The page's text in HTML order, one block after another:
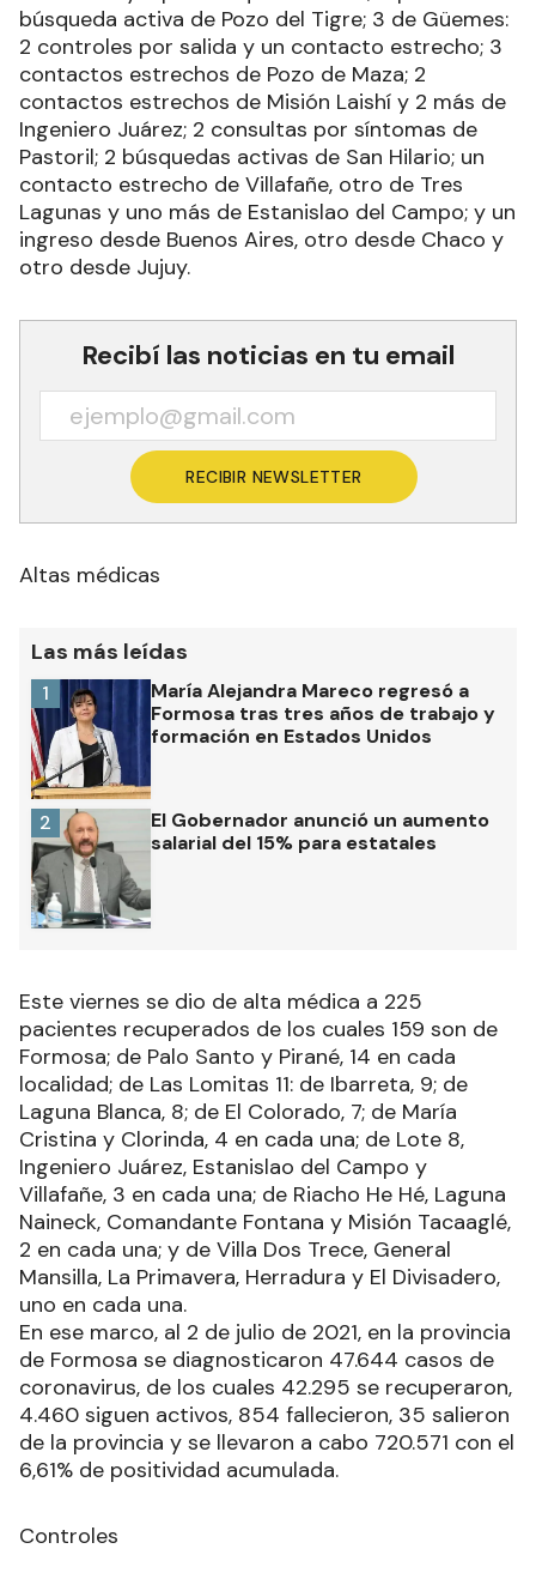
búsqueda activa de Pozo del Tigre; 3 de Güemes:
2 controles por salida y un contacto estrecho; 3
contactos estrechos de Pozo de Maza; 2
contactos estrechos de Misión Laishí y 2 más de
Ingeniero Juárez; 2 consultas por síntomas de
Pastoril; 2 búsquedas activas de San Hilario; un
contacto estrecho de Villafañe, otro de Tres
Lagunas y uno más de Estanislao del Campo; y un
ingreso desde Buenos Aires, otro desde Chaco y
otro desde Jujuy.
Recibí las noticias en tu email
RECIBIR NEWSLETTER
Altas médicas
Las más leídas
María Alejandra Mareco regresó a
Formosa tras tres años de trabajo y
formación en Estados Unidos
1
El Gobernador anunció un aumento
salarial del 15% para estatales
2
Este viernes se dio de alta médica a 225
pacientes recuperados de los cuales 159 son de
Formosa; de Palo Santo y Pirané, 14 en cada
localidad; de Las Lomitas 11: de Ibarreta, 9; de
Laguna Blanca, 8; de El Colorado, 7; de María
Cristina y Clorinda, 4 en cada una; de Lote 8,
Ingeniero Juárez, Estanislao del Campo y
Villafañe, 3 en cada una; de Riacho He Hé, Laguna
Naineck, Comandante Fontana y Misión Tacaaglé,
2 en cada una; y de Villa Dos Trece, General
Mansilla, La Primavera, Herradura y El Divisadero,
uno en cada una.
En ese marco, al 2 de julio de 2021, en la provincia
de Formosa se diagnosticaron 47.644 casos de
coronavirus, de los cuales 42.295 se recuperaron,
4.460 siguen activos, 854 fallecieron, 35 salieron
de la provincia y se llevaron a cabo 720.571 con el
6,61% de positividad acumulada.
Controles